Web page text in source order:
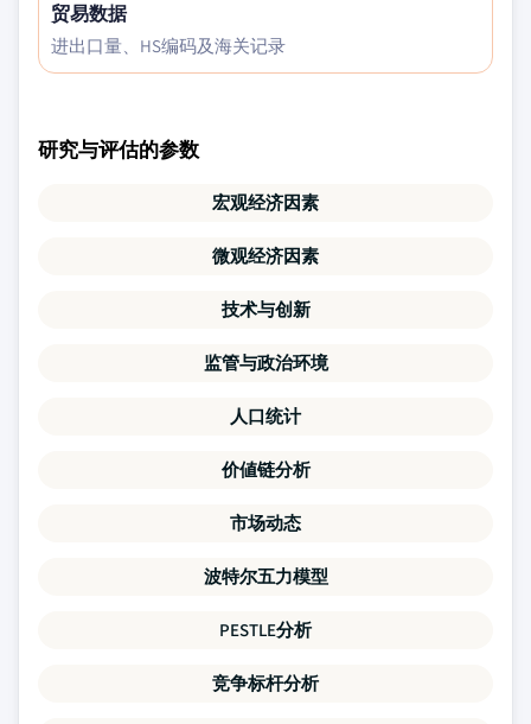
贸易数据
进出口量、HS编码及海关记录
研究与评估的参数
宏观经济因素
微观经济因素
技术与创新
监管与政治环境
人口统计
价値链分析
市场动态
波特尔五力模型
PESTLE分析
竞争标杆分析